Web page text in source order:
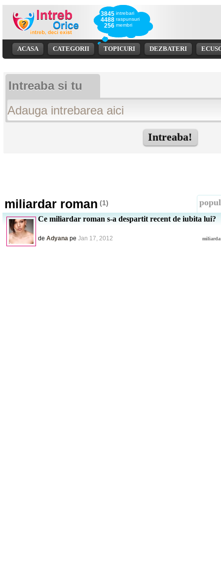
3845
4488
256
intrebari
raspunsuri
membri
ACASA CATEGORII TOPICURI DEZBATERI
Intreaba si tu
miliardar roman (1)
Ce miliardar roman s-a despartit recent de iubita lui?
de Adyana pe Jan 17, 2012